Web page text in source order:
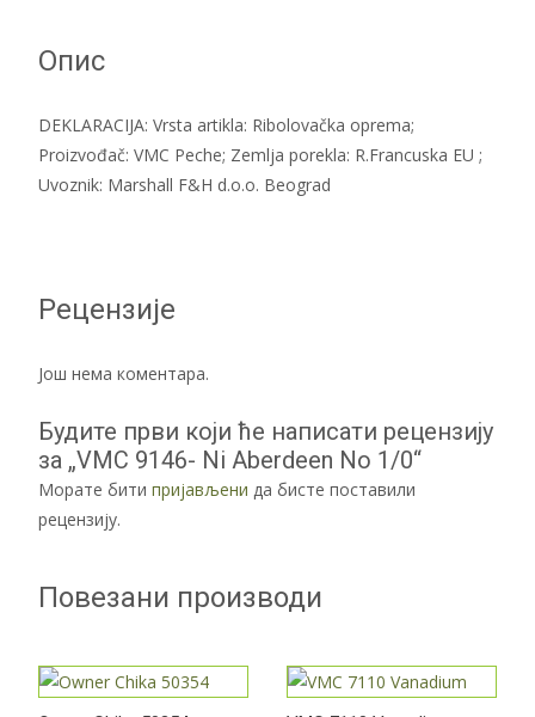
Опис
DEKLARACIJA: Vrsta artikla: Ribolovačka oprema;
Proizvođač: VMC Peche; Zemlja porekla: R.Francuska EU ;
Uvoznik: Marshall F&H d.o.o. Beograd
Рецензије
Још нема коментара.
Будите први који ће написати рецензију
за „VMC 9146- Ni Aberdeen No 1/0“
Морате бити пријављени да бисте поставили
рецензију.
Повезани производи